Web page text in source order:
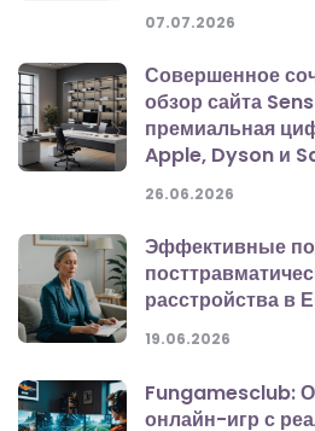
07.07.2026
Совершенное
обзор сайта
премиальная
Apple, Dyson и
26.06.2026
Эффективные
расстройства в
19.06.2026
Fungamesclub:
онлайн-игр с